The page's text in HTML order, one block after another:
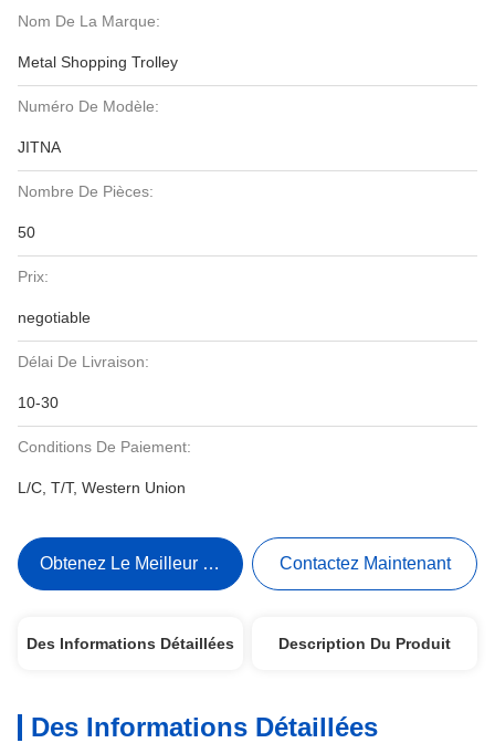
Nom De La Marque:
Metal Shopping Trolley
Numéro De Modèle:
JITNA
Nombre De Pièces:
50
Prix:
negotiable
Délai De Livraison:
10-30
Conditions De Paiement:
L/C, T/T, Western Union
Obtenez Le Meilleur Prix Contactez Maintenant
Des Informations Détaillées Description Du Produit
Des Informations Détaillées